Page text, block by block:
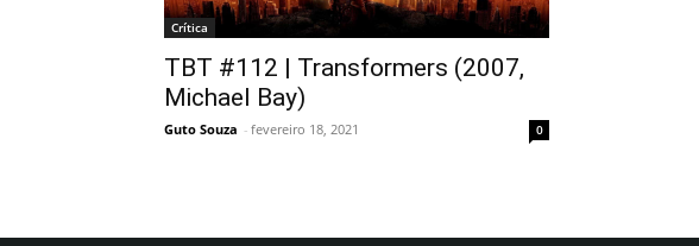
Crítica
TBT #112 | Transformers (2007,
Michael Bay)
Guto Souza - fevereiro 18, 2021 0